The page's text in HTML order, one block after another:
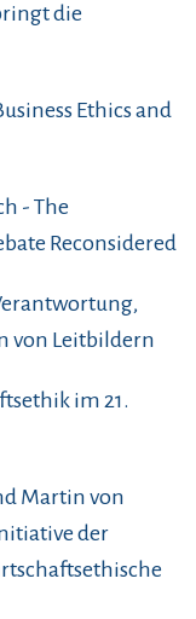
die
Ethics and
- The
Reconsidered
von Leitbildern
im 21.
Martin von
der